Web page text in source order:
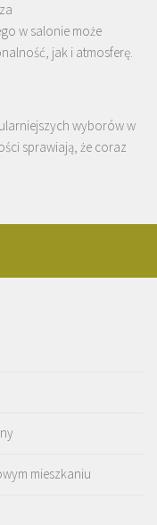
w salonie może
jak i atmosferę.
wyborów w
sprawiają, że coraz
mieszkaniu